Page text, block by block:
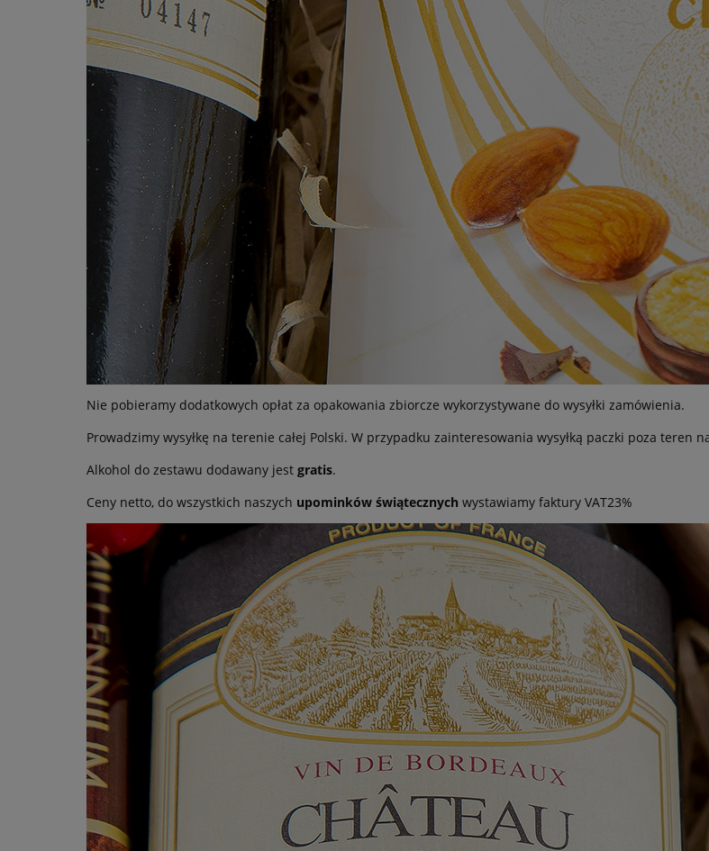
Nie pobieramy dodatkowych opłat za opakowania zbiorcze wykorzystywane do wysyłki zamówienia.
Prowadzimy wysyłkę na terenie całej Polski. W przypadku zainteresowania wysyłką paczki poza teren
Alkohol do zestawu dodawany jest gratis.
Ceny netto, do wszystkich naszych upominków świątecznych wystawiamy faktury VAT23%